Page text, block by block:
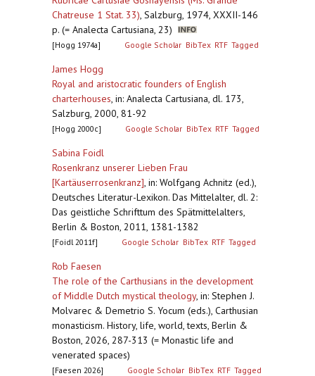
Chatreuse 1 Stat. 33), Salzburg, 1974, XXXII-146
p. (= Analecta Cartusiana, 23)
[Hogg 1974a] Google Scholar BibTex RTF Tagged
James Hogg
Royal and aristocratic founders of English
charterhouses, in: Analecta Cartusiana, dl. 173,
Salzburg, 2000, 81-92
[Hogg 2000c] Google Scholar BibTex RTF Tagged
Sabina Foidl
Rosenkranz unserer Lieben Frau
[Kartäuserrosenkranz], in: Wolfgang Achnitz (ed.),
Deutsches Literatur-Lexikon. Das Mittelalter, dl. 2:
Das geistliche Schrifttum des Spätmittelalters,
Berlin & Boston, 2011, 1381-1382
[Foidl 2011f] Google Scholar BibTex RTF Tagged
Rob Faesen
The role of the Carthusians in the development
of Middle Dutch mystical theology, in: Stephen J.
Molvarec & Demetrio S. Yocum (eds.), Carthusian
monasticism. History, life, world, texts, Berlin &
Boston, 2026, 287-313 (= Monastic life and
venerated spaces)
[Faesen 2026] Google Scholar BibTex RTF Tagged